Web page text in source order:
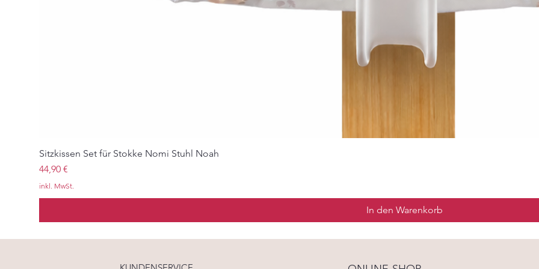
Sitzkissen Set für Stokke Nomi Stuhl Noah
Preis
44,90 €
inkl. MwSt.
In den Warenkorb